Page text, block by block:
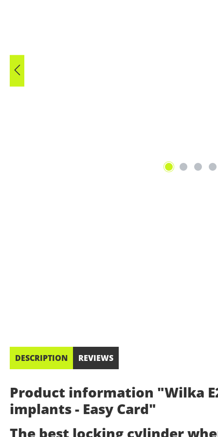
DESCRIPTION REVIEWS
Product information "Wilka
implants - Easy Card"
The best locking cylinder